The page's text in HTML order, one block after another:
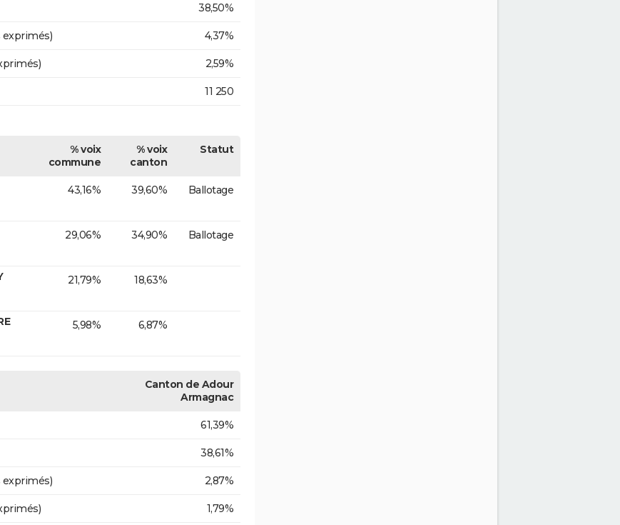
38,50%
exprimés) 4,37%
2,59%
11 250
% voix
commune
% voix
canton
Statut
43,16% 39,60% Ballotage
29,06% 34,90% Ballotage
21,79% 18,63%
5,98% 6,87%
Canton de Adour
Armagnac
61,39%
38,61%
exprimés) 2,87%
1,79%